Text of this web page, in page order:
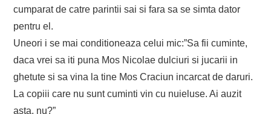
cumparat de catre parintii sai si fara sa se simta dator
pentru el.
Uneori i se mai conditioneaza celui mic:”Sa fii cuminte,
daca vrei sa iti puna Mos Nicolae dulciuri si jucarii in
ghetute si sa vina la tine Mos Craciun incarcat de daruri.
La copiii care nu sunt cuminti vin cu nuieluse. Ai auzit
asta, nu?”